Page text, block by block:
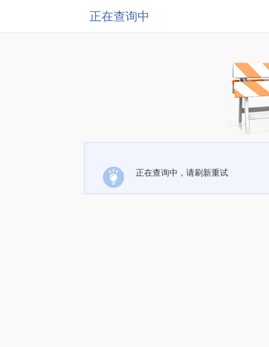
正在查询中
正在查询中，请刷新重试